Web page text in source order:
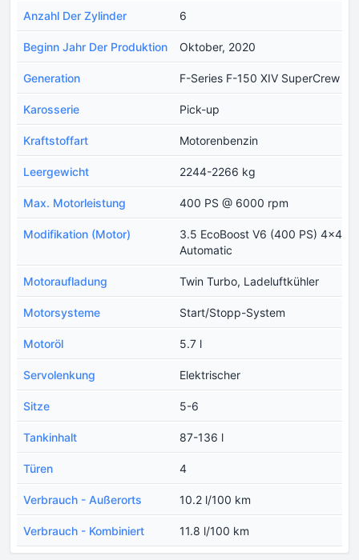
Anzahl Der Zylinder 6
Beginn Jahr Der Produktion Oktober, 2020
Generation F-Series F-150 XIV SuperCrew
Karosserie Pick-up
Kraftstoffart Motorenbenzin
Leergewicht 2244-2266 kg
Max. Motorleistung 400 PS @ 6000 rpm
Modifikation (Motor)
3.5 EcoBoost V6 (400 PS) 4x4
Automatic
Motoraufladung Twin Turbo, Ladeluftkühler
Motorsysteme Start/Stopp-System
Motoröl 5.7 l
Servolenkung Elektrischer
Sitze 5-6
Tankinhalt 87-136 l
Türen 4
Verbrauch - Außerorts 10.2 l/100 km
Verbrauch - Kombiniert 11.8 l/100 km